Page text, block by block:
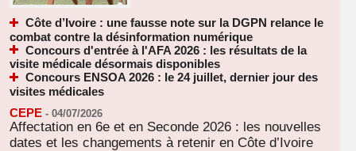
Côte d’Ivoire : une fausse note sur la DGPN relance le
combat contre la désinformation numérique
Concours d'entrée à l'AFA 2026 : les résultats de la
visite médicale désormais disponibles
Concours ENSOA 2026 : le 24 juillet, dernier jour des
visites médicales
CEPE - 04/07/2026
Affectation en 6e et en Seconde 2026 : les nouvelles
dates et les changements à retenir en Côte d’Ivoire